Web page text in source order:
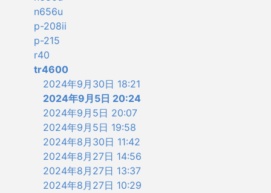
n656u
p-208ii
p-215
r40
tr4600
2024年9月30日 18:21
2024年9月5日 20:24
2024年9月5日 20:07
2024年9月5日 19:58
2024年8月30日 11:42
2024年8月27日 14:56
2024年8月27日 13:37
2024年8月27日 10:29